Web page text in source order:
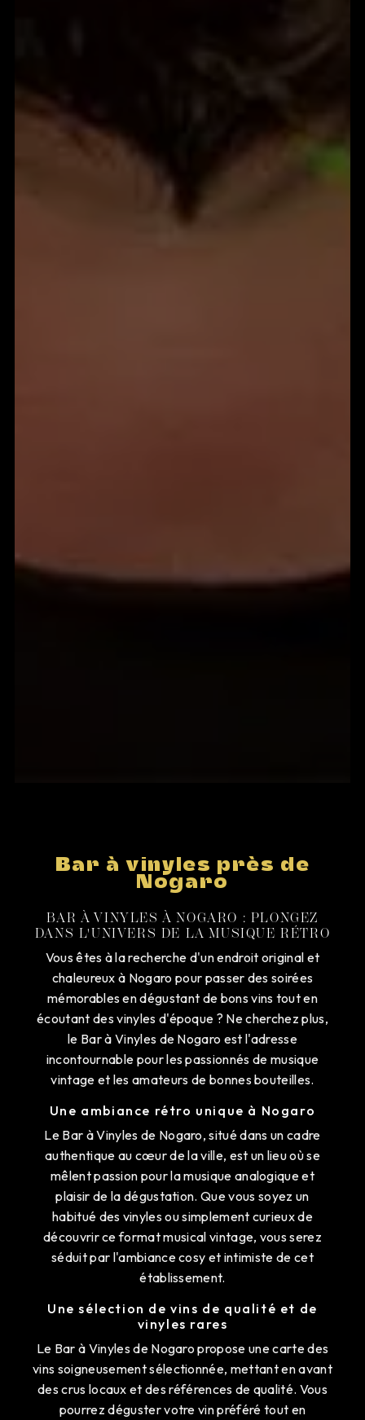
Bar à vinyles près de
Nogaro
BAR À VINYLES À NOGARO : PLONGEZ
DANS L'UNIVERS DE LA MUSIQUE RÉTRO
Vous êtes à la recherche d'un endroit original et
chaleureux à Nogaro pour passer des soirées
mémorables en dégustant de bons vins tout en
écoutant des vinyles d'époque ? Ne cherchez plus,
le Bar à Vinyles de Nogaro est l'adresse
incontournable pour les passionnés de musique
vintage et les amateurs de bonnes bouteilles.
Une ambiance rétro unique à Nogaro
Le Bar à Vinyles de Nogaro, situé dans un cadre
authentique au cœur de la ville, est un lieu où se
mêlent passion pour la musique analogique et
plaisir de la dégustation. Que vous soyez un
habitué des vinyles ou simplement curieux de
découvrir ce format musical vintage, vous serez
séduit par l'ambiance cosy et intimiste de cet
établissement.
Une sélection de vins de qualité et de
vinyles rares
Le Bar à Vinyles de Nogaro propose une carte des
vins soigneusement sélectionnée, mettant en avant
des crus locaux et des références de qualité. Vous
pourrez déguster votre vin préféré tout en